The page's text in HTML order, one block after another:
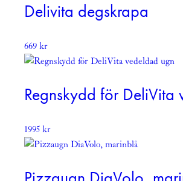
Delivita degskrapa
669kr
Regnskydd för DeliVita
1995kr